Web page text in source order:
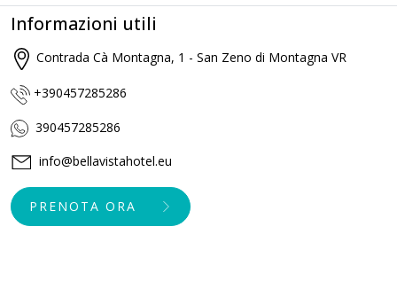
Informazioni utili
Contrada Cà Montagna, 1 - San Zeno di Montagna VR
+390457285286
390457285286
info@bellavistahotel.eu
PRENOTA ORA